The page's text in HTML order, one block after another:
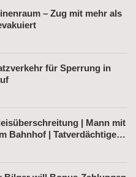
– Zug mit mehr als
für Sperrung in
| Mann mit
Bahnhof | Tatverdächtiger